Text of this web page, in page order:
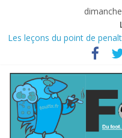
Les leçons du point de
Le football italien retombe
La FIFA veut vendre une
privés, la planète football
Les curiosités de la Coupe du
L’Inde et la Chine, trop